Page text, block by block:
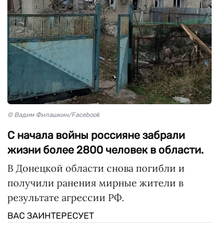
© Вадим Филашкин/Facebook
С начала войны россияне забрали
жизни более 2800 человек в области.
В Донецкой области снова погибли и
получили ранения мирные жители в
результате агрессии РФ.
ВАС ЗАИНТЕРЕСУЕТ